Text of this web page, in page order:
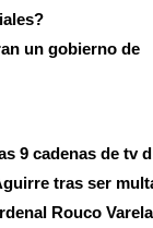
un gobierno de
9 cadenas de tv
tras ser
Rouco